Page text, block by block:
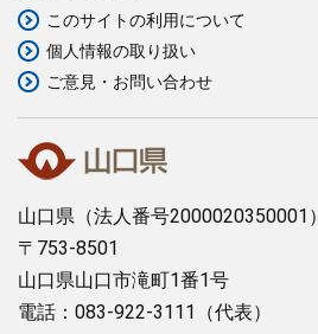
山口県 （法人番号2000020350001）
〒753-8501
山口県山口市滝町1番1号
電話：083-922-3111（代表）
このサイトの利用について
個人情報の取り扱い
ご意見・お問い合わせ